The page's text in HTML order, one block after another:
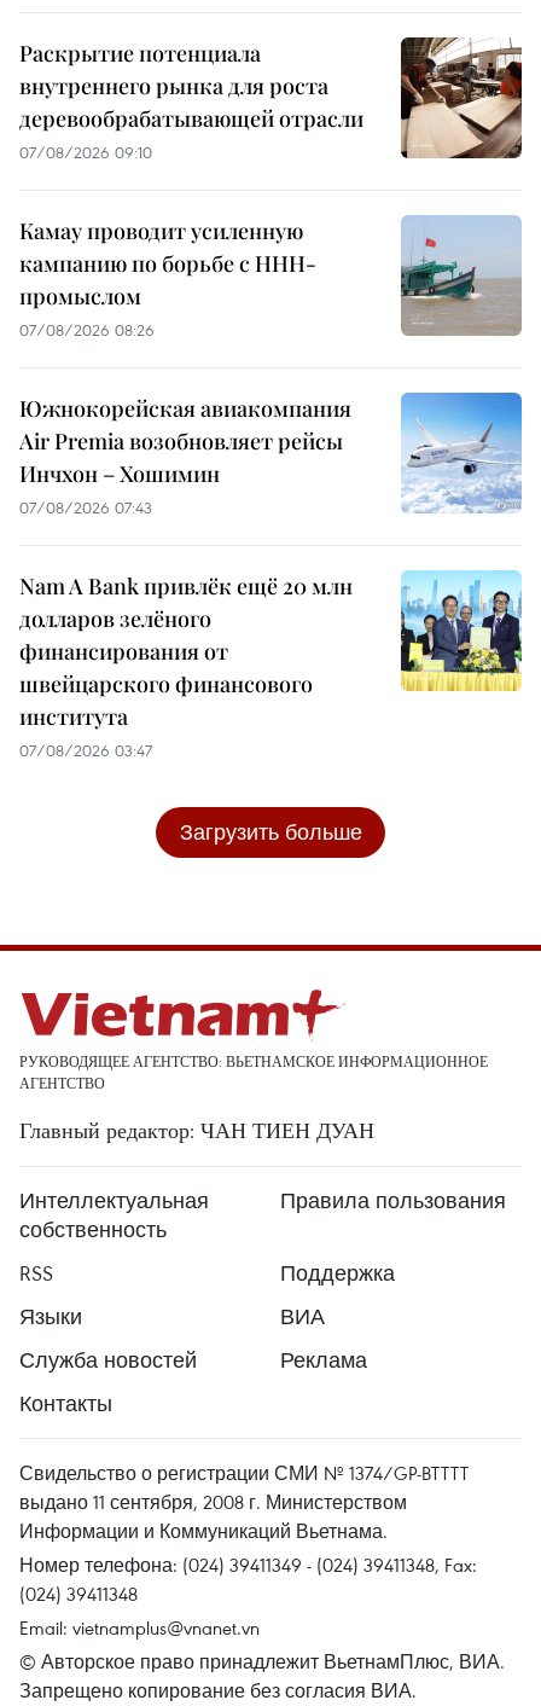
Раскрытие потенциала
внутреннего рынка для роста
деревообрабатывающей отрасли
07/08/2026 09:10
Камау проводит усиленную
кампанию по борьбе с ННН-
промыслом
07/08/2026 08:26
Южнокорейская авиакомпания
Air Premia возобновляет рейсы
Инчхон – Хошимин
07/08/2026 07:43
Nam A Bank привлёк ещё 20 млн
долларов зелёного
финансирования от
швейцарского финансового
института
07/08/2026 03:47
Загрузить больше
РУКОВОДЯЩЕЕ АГЕНТСТВО: ВЬЕТНАМСКОЕ ИНФОРМАЦИОННОЕ
АГЕНТСТВО
Главный редактор: ЧАН ТИЕН ДУАН
Интеллектуальная
собственность
Правила пользования
RSS
Поддержка
Языки
ВИА
Служба новостей
Реклама
Контакты
Свидельство о регистрации СМИ № 1374/GP-BTTTT
выдано 11 сентября, 2008 г. Министерством
Информации и Коммуникаций Вьетнама.
Номер телефона: (024) 39411349 - (024) 39411348, Fax:
(024) 39411348
Email: vietnamplus@vnanet.vn
© Авторское право принадлежит ВьетнамПлюс, ВИА.
Запрещено копирование без согласия ВИА.